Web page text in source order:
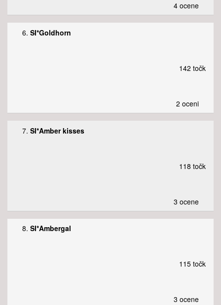
4 ocene
6.SI*Goldhorn
142 točk
2 oceni
7.SI*Amber kisses
118 točk
3 ocene
8.SI*Ambergal
115 točk
3 ocene